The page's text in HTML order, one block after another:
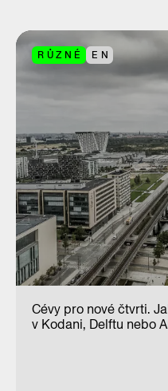
RŮZNÉ EN
Cévy pro nové čtvrti.
v Kodani, Delftu nebo